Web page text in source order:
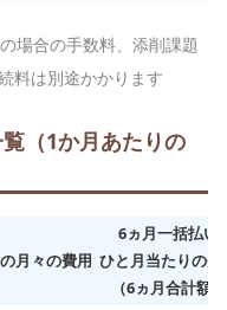
場合の手数料、 添削課題
料は別途かかります
（1か月あたりの
月々の費用
6ヵ月一括払い
ひと月当たりの費
（6ヵ月合計額）